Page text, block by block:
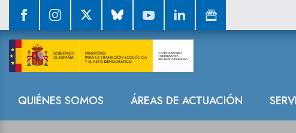
Navegación
QUIÉNES SOMOS ÁREAS DE ACTUACIÓN
Sala de prensa